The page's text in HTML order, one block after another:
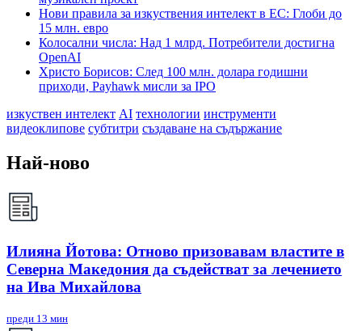
Нови правила за изкуствения интелект в ЕС: Глоби до
15 млн. евро
Колосални числа: Над 1 млрд. Потребители достигна
OpenAI
Христо Борисов: След 100 млн. долара годишни
приходи, Payhawk мисли за IPO
изкуствен интелект AI технологии инструменти
видеоклипове субтитри създаване на съдържание
Най-ново
Илияна Йотова: Отново призовавам властите в
Северна Македония да съдействат за лечението
на Ива Михайлова
преди 13 мин